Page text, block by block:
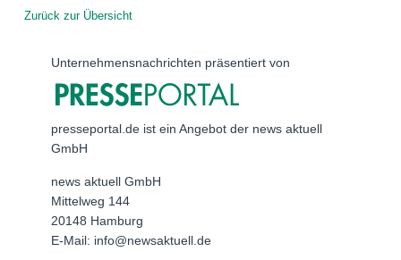
Zurück zur Übersicht
Unternehmensnachrichten präsentiert von
presseportal.de ist ein Angebot der news aktuell
GmbH
news aktuell GmbH
Mittelweg 144
20148 Hamburg
E-Mail: info@newsaktuell.de